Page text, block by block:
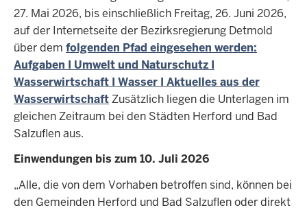
27. Mai 2026, bis einschließlich Freitag, 26. Juni 2026,
auf der Internetseite der Bezirksregierung Detmold
über dem folgenden Pfad eingesehen werden:
Aufgaben I Umwelt und Naturschutz I
Wasserwirtschaft I Wasser I Aktuelles aus der
WasserwirtschaftZusätzlich liegen die Unterlagen im
gleichen Zeitraum bei den Städten Herford und Bad
Salzuflen aus.
Einwendungen bis zum 10. Juli 2026
„Alle, die von dem Vorhaben betroffen sind, können bei
den Gemeinden Herford und Bad Salzuflen oder direkt